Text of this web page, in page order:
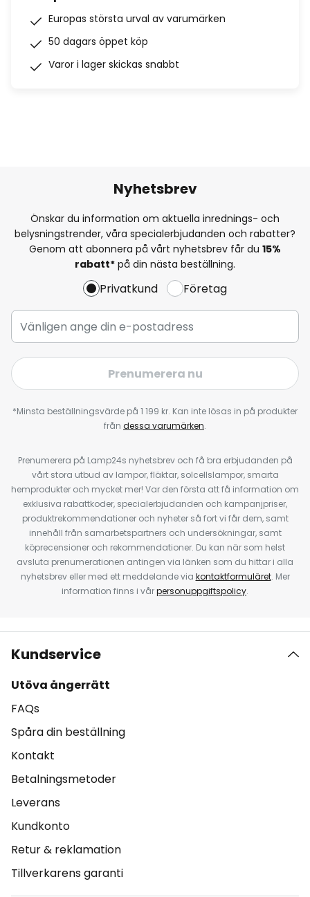
Europas största urval av varumärken
50 dagars öppet köp
Varor i lager skickas snabbt
Nyhetsbrev
Önskar du information om aktuella inrednings- och
belysningstrender, våra specialerbjudanden och rabatter?
Genom att abonnera på vårt nyhetsbrev får du 15%
rabatt* på din nästa beställning.
Privatkund Företag
Prenumerera nu
*Minsta beställningsvärde på 1 199 kr. Kan inte lösas in på produkter
från dessa varumärken.
Prenumerera på Lamp24s nyhetsbrev och få bra erbjudanden på
vårt stora utbud av lampor, fläktar, solcellslampor, smarta
hemprodukter och mycket mer! Var den första att få information om
exklusiva rabattkoder, specialerbjudanden och kampanjpriser,
produktrekommendationer och nyheter så fort vi får dem, samt
innehåll från samarbetspartners och undersökningar, samt
köprecensioner och rekommendationer. Du kan när som helst
avsluta prenumerationen antingen via länken som du hittar i alla
nyhetsbrev eller med ett meddelande via kontaktformuläret. Mer
information finns i vårpersonuppgiftspolicy.
Kundservice
Utöva ångerrätt
FAQs
Spåra din beställning
Kontakt
Betalningsmetoder
Leverans
Kundkonto
Retur & reklamation
Tillverkarens garanti